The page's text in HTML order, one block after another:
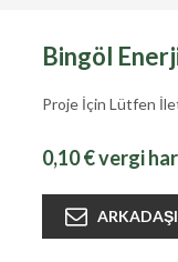
Bingöl
Proje İçin Lütfen
0,10 € vergi